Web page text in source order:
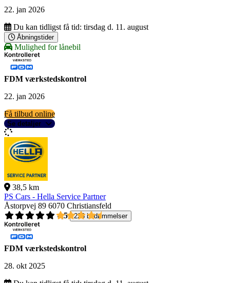
22. jan 2026
Du kan tidligst få tid: tirsdag d. 11. august
Åbningstider
Mulighed for lånebil
FDM værkstedskontrol
22. jan 2026
Få tilbud online
Se detaljer
38,5 km
PS Cars - Hella Service Partner
Åstorpvej 89 6070 Christiansfeld
4,5
228 bedømmelser
FDM værkstedskontrol
28. okt 2025